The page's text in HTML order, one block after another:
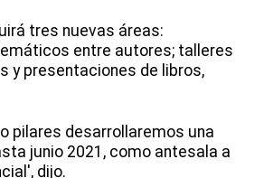
tres nuevas áreas:
entre autores; talleres
y presentaciones de libros,
pilares desarrollaremos una
junio 2021, como antesala a
dijo.